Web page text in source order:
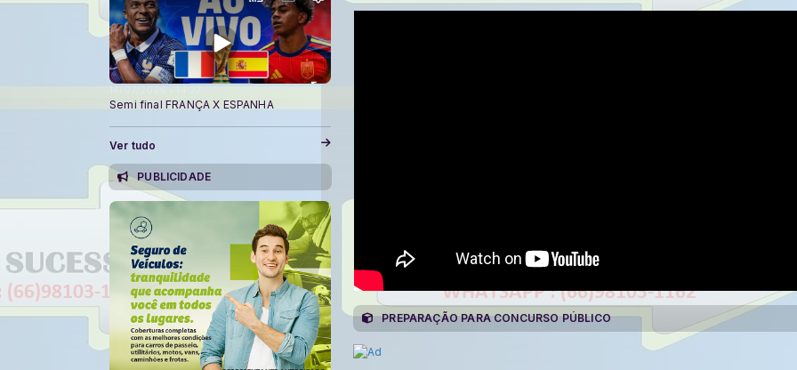
PREPARAÇÃO PARA CONCURSO PÚBLICO
Semi final FRANÇA X ESPANHA
Ver tudo
PUBLICIDADE